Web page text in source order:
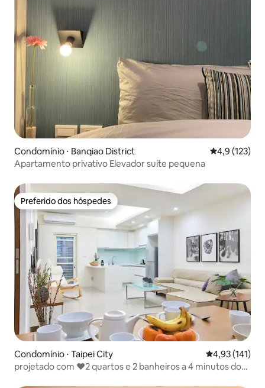
Condomínio ⋅ Banqiao District 4,9 de uma
4,9 (123)
Apartamento privativo Elevador suíte pequena
Preferido dos hóspedes
Preferido dos hóspedes
Condomínio ⋅ Taipei City 4,93 de uma
4,93 (141)
projetado com ❤2 quartos e 2 banheiros a 4 minutos do